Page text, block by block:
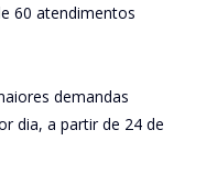
60 atendimentos
demandas
dia, a partir de 24 de